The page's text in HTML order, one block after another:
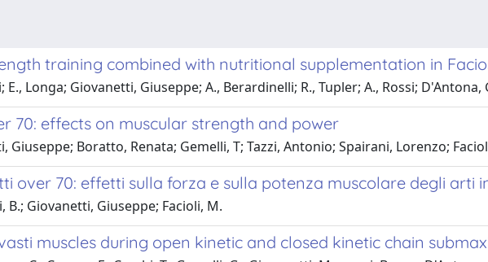
training combined with nutritional supplementation in
Longa; Giovanetti, Giuseppe; A., Berardinelli; R., Tupler; A., Rossi; D'Antona,
70: effects on muscular strength and power
Giuseppe; Boratto, Renata; Gemelli, T; Tazzi, Antonio; Spairani, Lorenzo;
over 70: effetti sulla forza e sulla potenza muscolare degli arti
B.; Giovanetti, Giuseppe; Facioli, M.
muscles during open kinetic and closed kinetic chain